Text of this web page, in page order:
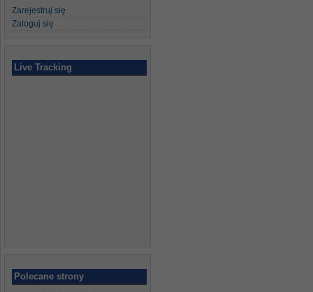
Zarejestruj się
Zaloguj się
Live Tracking
Polecane strony